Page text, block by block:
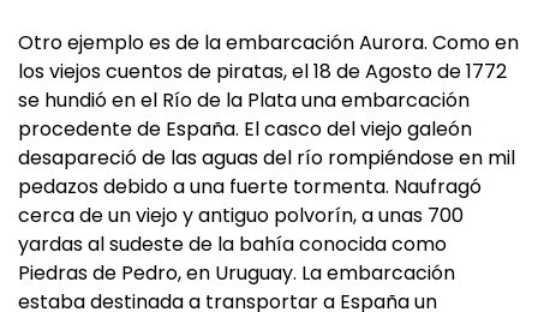
Otro ejemplo es de la embarcación Aurora. Como en
los viejos cuentos de piratas, el 18 de Agosto de 1772
se hundió en el Río de la Plata una embarcación
procedente de España. El casco del viejo galeón
desapareció de las aguas del río rompiéndose en mil
pedazos debido a una fuerte tormenta. Naufragó
cerca de un viejo y antiguo polvorín, a unas 700
yardas al sudeste de la bahía conocida como
Piedras de Pedro, en Uruguay. La embarcación
estaba destinada a transportar a España un